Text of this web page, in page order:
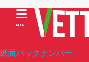
紙面バックナンバー
MENU